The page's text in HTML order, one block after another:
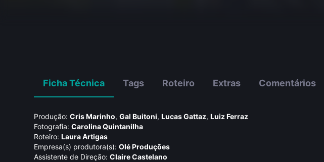
Ficha Técnica Tags Roteiro Extras Comentários
Produção: Cris Marinho,Gal Buitoni,Lucas Gattaz,Luiz Ferraz
Fotografia: Carolina Quintanilha
Roteiro: Laura Artigas
Empresa(s) produtora(s): Olé Produções
Assistente de Direção: Claire Castelano